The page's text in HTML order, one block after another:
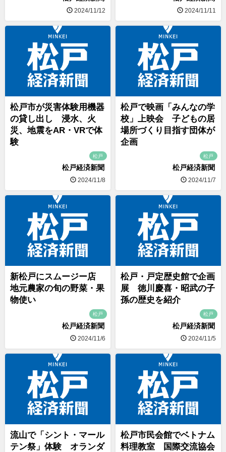
2024/11/12 2024/11/11
松戸市が災害体験用機器
の貸し出し 浸水、火
災、地震をAR・VRで体
験
松戸
松戸経済新聞
2024/11/8
松戸で映画「みんなの学
校」上映会 子どもの居
場所づくり目指す団体が
企画
松戸
松戸経済新聞
2024/11/7
新松戸にスムージー店
地元農家の旬の野菜・果
物使い
松戸
松戸経済新聞
2024/11/6
松戸・戸定歴史館で企画
展 徳川慶喜・昭武の子
孫の歴史を紹介
松戸
松戸経済新聞
2024/11/5
流山で「シント・マール
テン祭」体験 オランダ
松戸市民会館でベトナム
料理教室 国際交流協会